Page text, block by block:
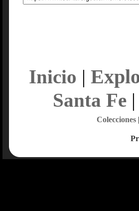
Inicio |
Santa Fe|
Colecciones|